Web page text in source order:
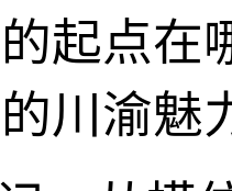
起点在
川渝魅